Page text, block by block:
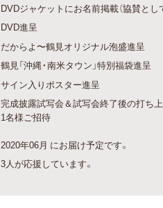
DVDジャケットにお名前掲載（協賛とし
DVD進呈
だからよ〜鶴見オリジナル泡盛進呈
鶴見「沖縄・南米タウン」特別福袋進呈
サイン入りポスター進呈
完成披露試写会＆試写会終了後の打ち
1名様ご招待
2020年06月 にお届け予定です。
3人が応援しています。